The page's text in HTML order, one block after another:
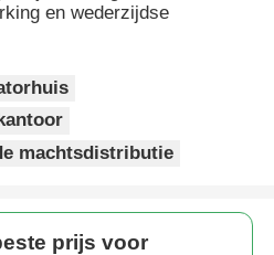
en wederzijdse
machtsdistributie
prijs voor